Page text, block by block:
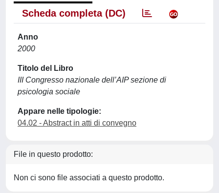
Scheda completa (DC)
Anno
2000
Titolo del Libro
III Congresso nazionale dell’AIP sezione di
psicologia sociale
Appare nelle tipologie:
04.02 - Abstract in atti di convegno
File in questo prodotto:
Non ci sono file associati a questo prodotto.